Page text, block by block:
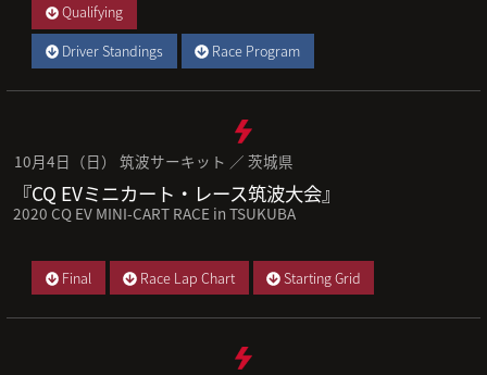
Qualifying
Driver Standings
Race Program
10月4日（日） 筑波サーキット ／ 茨城県
『CQ EVミニカート・レース筑波大会』
2020 CQ EV MINI-CART RACE in TSUKUBA
Final Race Lap Chart Starting Grid